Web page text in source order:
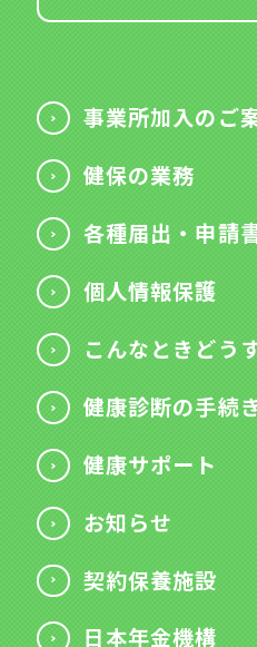
事業所加入のご
健保の業務
各種届出・申請
個人情報保護
こんなときどう
健康診断の手続
健康サポート
お知らせ
契約保養施設
日本年金機構